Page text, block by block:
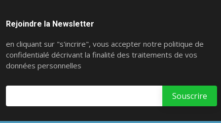
Rejoindre la Newsletter
en cliquant sur "s'incrire", vous accepter notre politique de
confidentialé décrivant la finalité des traitements de vos
données personnelles